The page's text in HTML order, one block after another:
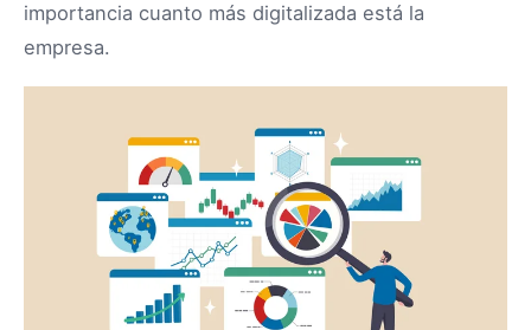
importancia cuanto más digitalizada está la
empresa.